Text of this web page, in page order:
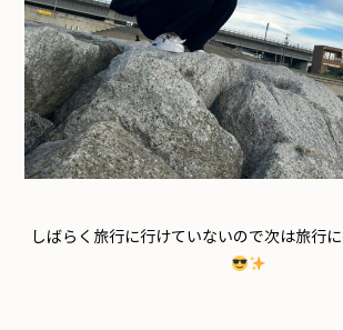
しばらく旅行に行けていないので次は旅行